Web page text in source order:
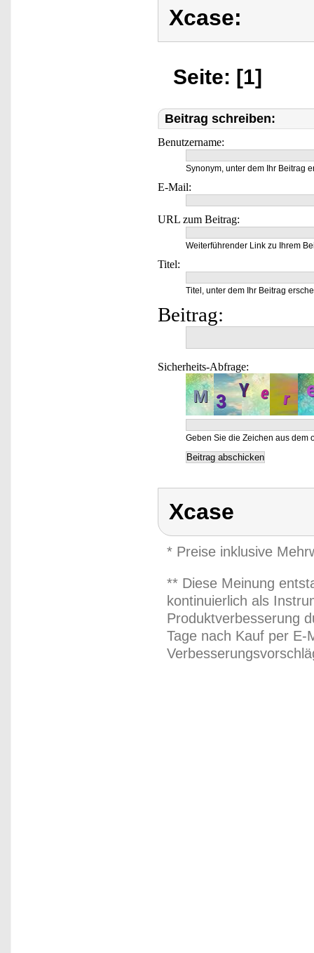
Xcase:
Seite: [1]
Beitrag schreiben:
Benutzername:
Synonym, unter dem Ihr Beitrag
E-Mail:
URL zum Beitrag:
Weiterführender Link zu Ihrem
Titel:
Titel, unter dem Ihr Beitrag
Beitrag:
Sicherheits-Abfrage:
Geben Sie die Zeichen aus dem
Xcase
* Preise inklusive
** Diese Meinung
kontinuierlich als
Produktverbesserung
Tage nach Kauf per E-